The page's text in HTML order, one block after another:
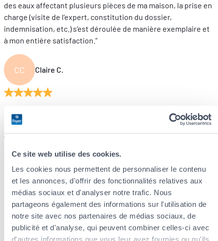
Ce site web utilise des cookies.
Les cookies nous permettent de personnaliser le contenu
et les annonces, d'offrir des fonctionnalités relatives aux
médias sociaux et d'analyser notre trafic. Nous
partageons également des informations sur l'utilisation de
notre site avec nos partenaires de médias sociaux, de
publicité et d'analyse, qui peuvent combiner celles-ci avec
d'autres informations que vous leur avez fournies ou qu'ils
des eaux affectant plusieurs pièces de ma maison, la prise en
charge (visite de l’expert, constitution du dossier,
indemnisation, etc.) s’est déroulée de manière exemplaire et
à mon entière satisfaction.”
CC Claire C.
12/02/2025
”Professionnel, compétent, contact humain et bienveillant.”
How does it work?